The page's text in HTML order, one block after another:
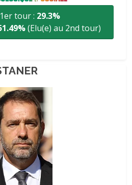
tour : 29.3%
(Elu(e) au 2nd tour)